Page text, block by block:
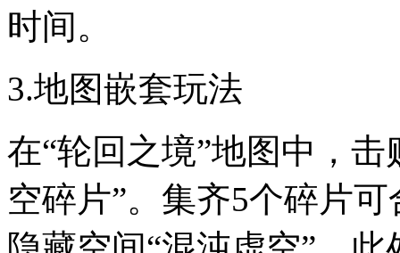
时间。
3.地图嵌套玩法
在“轮回之境”地图中，击
空碎片”。集齐5个碎片